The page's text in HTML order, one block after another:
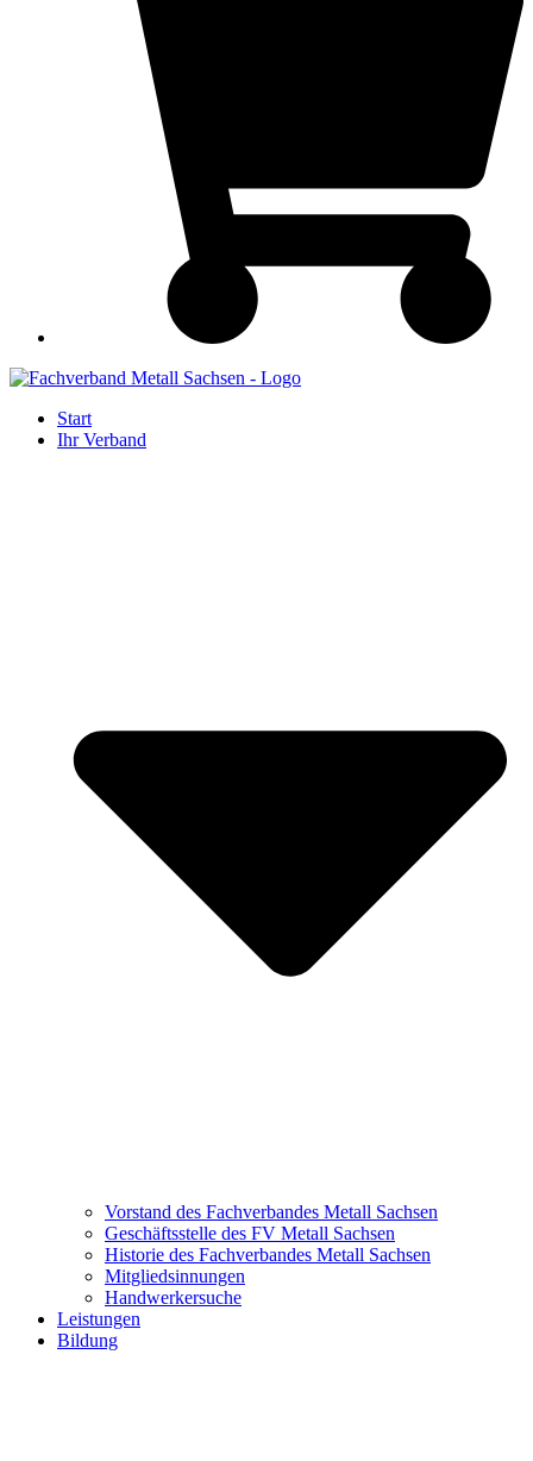
Start
Ihr Verband
Vorstand des Fachverbandes Metall Sachsen
Geschäftsstelle des FV Metall Sachsen
Historie des Fachverbandes Metall Sachsen
Mitgliedsinnungen
Handwerkersuche
Leistungen
Bildung